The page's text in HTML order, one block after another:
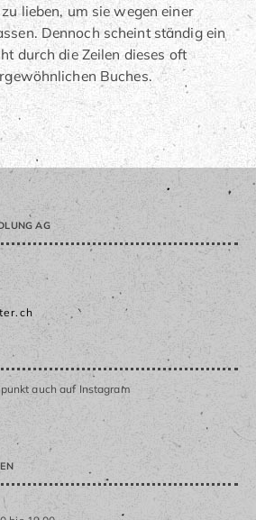
lieben, um sie wegen einer
Dennoch scheint ständig ein
durch die Zeilen dieses oft
Buches.
AG
auch auf Instagram